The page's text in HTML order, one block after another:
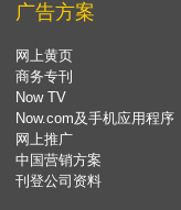
广告方案
网上黄页
商务专刊
Now TV
Now.com及手机应用程序
网上推广
中国营销方案
刊登公司资料